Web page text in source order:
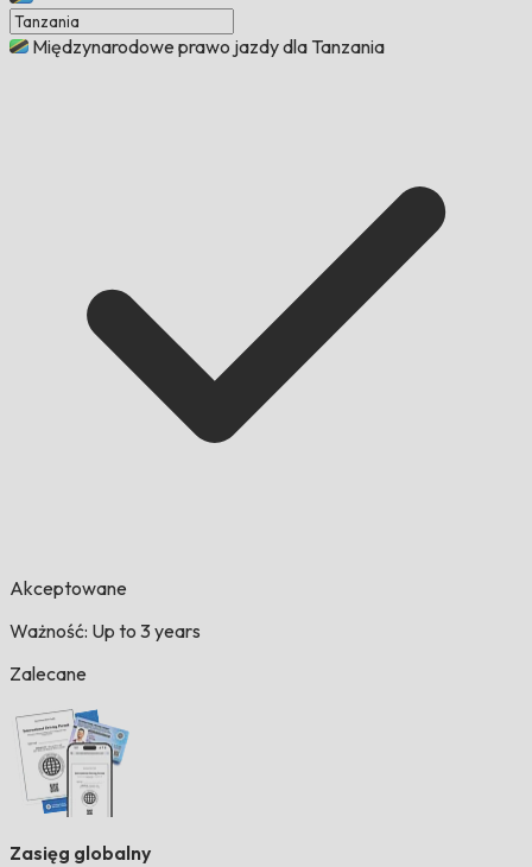
Międzynarodowe prawo jazdy dla Tanzania
Akceptowane
Ważność: Up to 3 years
Zalecane
Zasięg globalny